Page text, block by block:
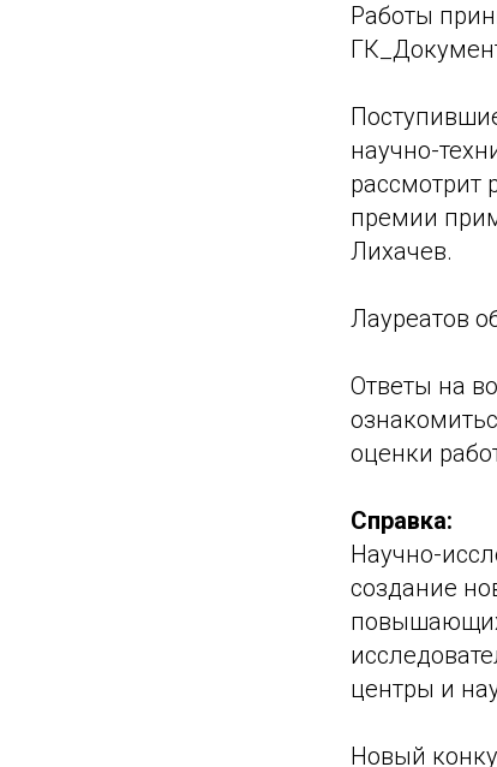
Работы
научно-
рассмотрит
премии
Лихачев.
Лауреатов
Ответы на
оценки
Справка:
Научно-
создание
центры и
Новый